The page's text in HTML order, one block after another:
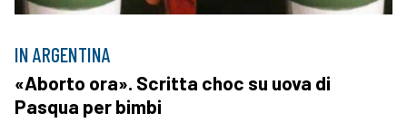
IN ARGENTINA
«Aborto ora». Scritta choc su uova di
Pasqua per bimbi